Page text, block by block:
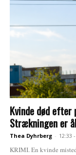
Kvinde død efter
Strækningen er
Thea Dyhrberg - 12:33
KRIMI. En kvinde